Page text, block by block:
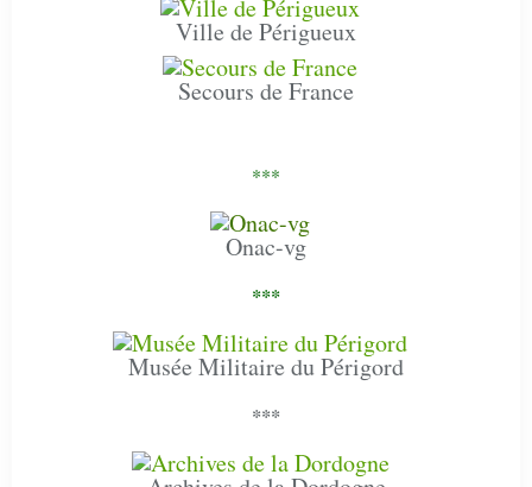
Ville de Périgueux
Secours de France
***
Onac-vg
***
Musée Militaire du Périgord
***